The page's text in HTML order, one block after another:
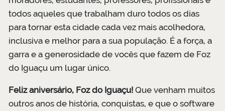
todos aqueles que trabalham duro todos os dias
para tornar esta cidade cada vez mais acolhedora,
inclusiva e melhor para a sua população. É a força, a
garra e a generosidade de vocês que fazem de Foz
do Iguaçu um lugar único.
Feliz aniversário, Foz do Iguaçu! Que venham muitos
outros anos de história, conquistas, e que o software